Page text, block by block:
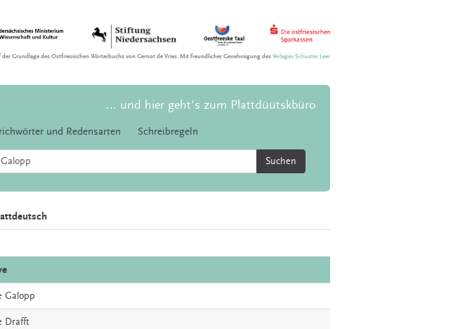
der Grundlage des Ostfriesischen Wörterbuchs von Gernot de Vries. Mit freundlicher Genehmigung desVerlages Schuster Leer
... und hier geht's zum Plattdüütskbüro
und Redensarten Schreibregeln
Suchen
Galopp
Drafft